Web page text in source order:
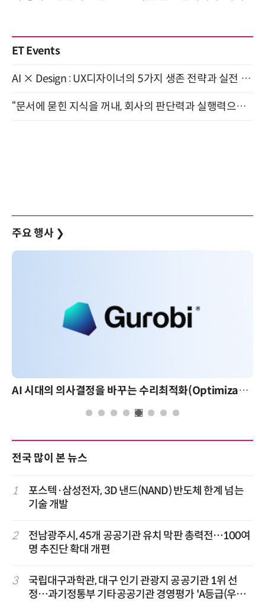
ET Events
AI × Design : UX디자이너의 5가지 생존 전략과 실전 대응 8월 28일 개최
“문서에 묻힌 지식을 꺼내, 회사의 판단력과 실행력으로 바꾸다” (8/20)
주요 행사 ❯
AI 시대의 의사결정을 바꾸는 수리최적화(Optimization): 실제 산업 적용 사례와 활용 전략
전국 많이 본 뉴스
1
포스텍·삼성전자, 3D 낸드(NAND) 반도체 한계 넘는
기술 개발
2
전남광주시, 45개 공공기관 유치 막판 총력전…100여
명 추진단 확대 개편
3
국립대구과학관, 대구 인기 관광지 공공기관 1위 선
정…과기정통부 기타공공기관 경영평가 'A등급(우수)'